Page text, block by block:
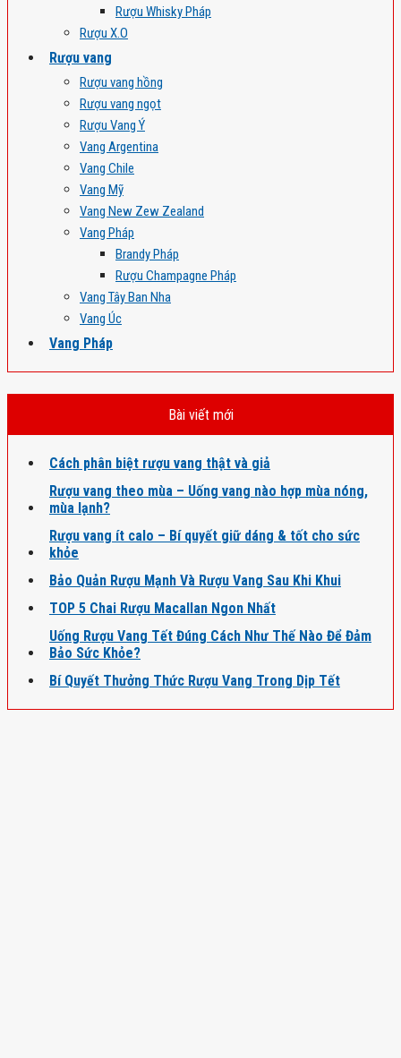
Rượu Whisky Pháp
Rượu X.O
Rượu vang
Rượu vang hồng
Rượu vang ngọt
Rượu Vang Ý
Vang Argentina
Vang Chile
Vang Mỹ
Vang New Zew Zealand
Vang Pháp
Brandy Pháp
Rượu Champagne Pháp
Vang Tây Ban Nha
Vang Úc
Vang Pháp
Bài viết mới
Cách phân biệt rượu vang thật và giả
Rượu vang theo mùa – Uống vang nào hợp mùa nóng,
mùa lạnh?
Rượu vang ít calo – Bí quyết giữ dáng & tốt cho sức
khỏe
Bảo Quản Rượu Mạnh Và Rượu Vang Sau Khi Khui
TOP 5 Chai Rượu Macallan Ngon Nhất
Uống Rượu Vang Tết Đúng Cách Như Thế Nào Để Đảm
Bảo Sức Khỏe?
Bí Quyết Thưởng Thức Rượu Vang Trong Dịp Tết